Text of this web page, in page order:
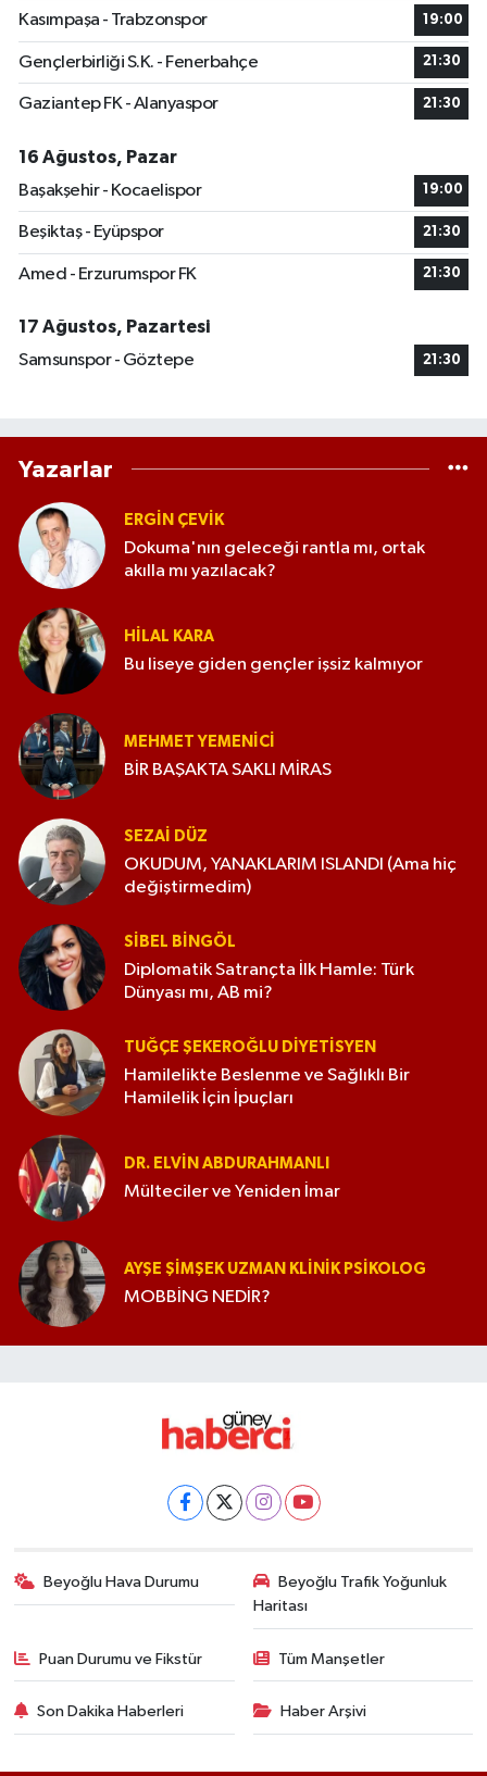
Kasımpaşa - Trabzonspor 19:00
Gençlerbirliği S.K. - Fenerbahçe 21:30
Gaziantep FK - Alanyaspor 21:30
16 Ağustos, Pazar
Başakşehir - Kocaelispor
19:00
Beşiktaş - Eyüpspor 21:30
Amed - Erzurumspor FK 21:30
17 Ağustos, Pazartesi
Samsunspor - Göztepe
21:30
Yazarlar
ERGIN ÇEVİK
Dokuma'nın geleceği rantla mı, ortak
akılla mı yazılacak?
HILAL KARA
Bu liseye giden gençler işsiz kalmıyor
MEHMET YEMENICI
BİR BAŞAKTA SAKLI MİRAS
SEZAI DÜZ
OKUDUM, YANAKLARIM ISLANDI (Ama hiç
değiştirmedim)
SIBEL BINGÖL
Diplomatik Satrançta İlk Hamle: Türk
Dünyası mı, AB mi?
TUĞÇE ŞEKEROĞLU DIYETISYEN
Hamilelikte Beslenme ve Sağlıklı Bir
Hamilelik İçin İpuçları
DR. ELVIN ABDURAHMANLI
Mülteciler ve Yeniden İmar
AYŞE ŞIMŞEK UZMAN KLINIK PSIKOLOG
MOBBİNG NEDİR?
Beyoğlu Hava Durumu
Beyoğlu Trafik Yoğunluk
Haritası
Puan Durumu ve Fikstür Tüm Manşetler
Son Dakika Haberleri Haber Arşivi